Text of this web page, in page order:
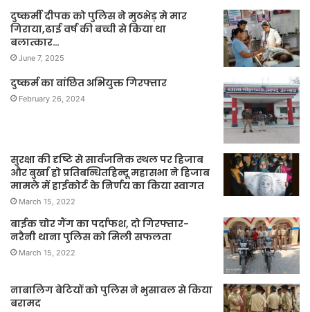
दुष्कर्मी दीपक को पुलिस ने मुठभेड़ मे मार
गिराया,ढाई वर्ष की बच्ची से किया था
बलात्कार…
June 7, 2025
दुष्कर्म का वांछित अभियुक्त गिरफ्तार
February 26, 2024
सुरक्षा की दृष्टि से सार्वजनिक स्थल पर हिजाब
और बुर्खा हो प्रतिबन्धितहिन्दू महासभा ने हिजाब
मामले में हाईकोर्ट के निर्णय का किया स्वागत
March 15, 2022
बाईक चोर गैंग का पर्दाफश, दो गिरफ्तार-
नरैनी थाना पुलिस को मिली सफलता
March 15, 2022
नाबालिग बेटियों को पुलिस ने भुसावल से किया
बरामद